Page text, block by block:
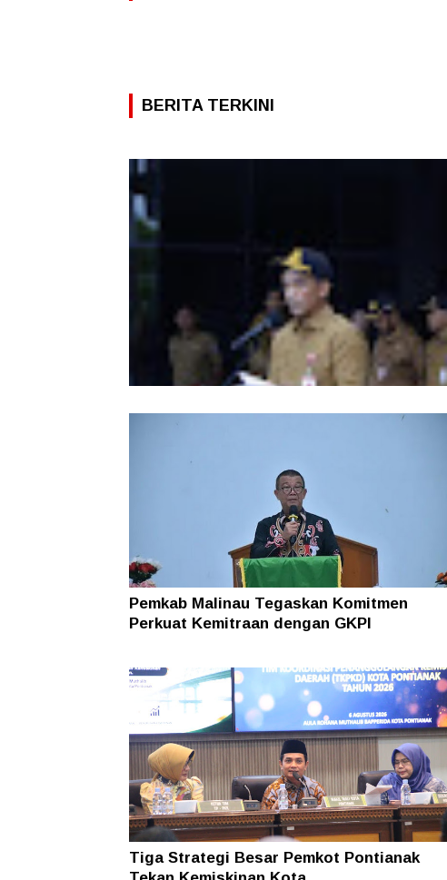
BERITA TERKINI
Di Tengah Efisiensi Anggaran, Pemprov
Kaltara Pastikan TPP ASN Tetap Dibayar
Pemkab Malinau Tegaskan Komitmen
Perkuat Kemitraan dengan GKPI
Tiga Strategi Besar Pemkot Pontianak